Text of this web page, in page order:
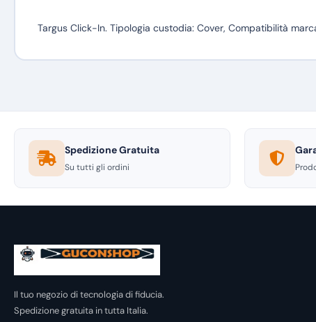
Targus Click-In. Tipologia custodia: Cover, Compatibilità
Spedizione Gratuita
Su tutti gli ordini
Il tuo negozio di tecnologia di fiducia.
Spedizione gratuita in tutta Italia.